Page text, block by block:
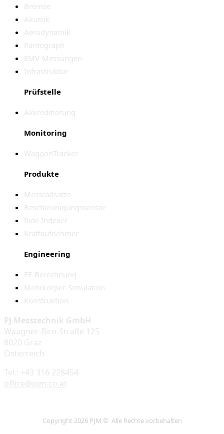
Bremse
Akustik
Aerodynamik
Pantograph
EMV-Messungen
Infrastruktur
Prüfstelle
Akkreditierung
Monitoring
WaggonTracker
Produkte
Messradsätze
Beschleunigungssensor
Ride Indexer
Kraftaufnehmer
Engineering
FE-Berechnung
Mehrkörper-Simulation
Konstruktion
PJ Messtechnik GmbH
Waagner-Biro-Straße 125
8020 Graz
Österreich
Tel.: +43 316 228454
office@pjm.co.at
Copyright 2026 PJM © Alle Rechte vorbehalten